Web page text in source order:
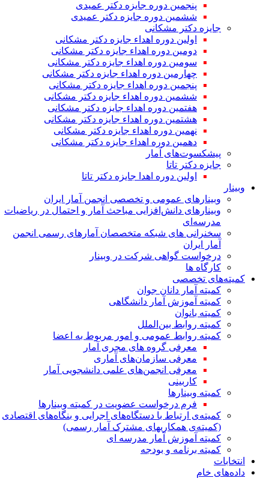
پنجمین دوره جایزه دکتر عمیدی
ششمین دوره جایزه دکتر عمیدی
جایزه دکتر مشکانی
اولین دوره اهداء جایزه دکتر مشکانی
دومین دوره اهداء جایزه دکتر مشکانی
سومین دوره اهداء جایزه دکتر مشکانی
چهارمین دوره اهداء جایزه دکتر مشکانی
پنجمین دوره اهداء جایزه دکتر مشکانی
ششمین دوره اهداء جایزه دکتر مشکانی
هفتمین دوره اهداء جایزه دکتر مشکانی
هشتمین دوره اهداء جایزه دکتر مشکانی
نهمین دوره اهداء جایزه دکتر مشکانی
دهمین دوره اهداء جایزه دکتر مشکانی
پیشکسوت‌های آمار
جایزه دکتر تاتا
اولین دوره اهدا جایزه دکتر تاتا
وبینار
وبینارهای عمومی و تخصصی انجمن آمار ایران
وبینارهای دانش‌افزایی مباحث آمار و احتمال در ریاضیات
مدرسه‌ای
سخنرانی های شبکه متخصصان آمارهای رسمی انجمن
آمار ایران
درخواست گواهی شرکت در وبینار
کارگاه ها
کمیته‌های تخصصی
کمیته آمار دانان جوان
کمیته آموزش آمار دانشگاهی
کمیته بانوان
کمیته روابط بین‌الملل
کمیته روابط عمومی و امور مربوط به اعضا
معرفی گروه های مجری آمار
معرفی سازمان‌های آماری
معرفی انجمن‌های علمی دانشجویی آمار
کاربینی
کمیته وبینارها
فرم درخواست عضویت در کمیته وبینارها
کمیته‌ی ارتباط با دستگاه‌های اجرایی و بنگاه‌های اقتصادی
(کمیته‌ی همکاریهای مشترک آمار رسمی)
کمیته آموزش آمار مدرسه ای
کمیته برنامه و بودجه
انتخابات
داده‌های خام